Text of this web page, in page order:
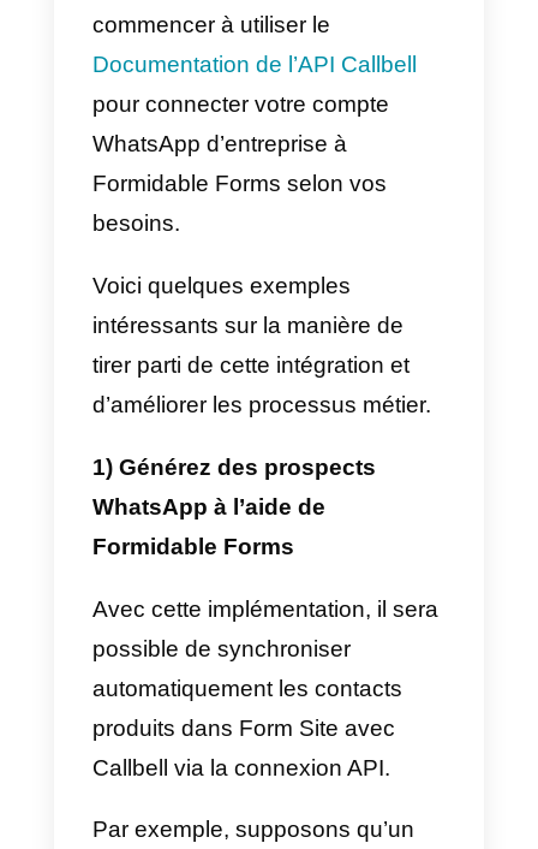
d’automatisation pour envoyer
des réponses prédéfinies et
établir des processus de service
client automatisés.
analyses et des rapports
pour surveiller les performances
de l’équipe, les mesures de
stratégies de communication
mises en œuvre.
Comment intégrer
WhatsApp à Formidable
Forms – Méthode
principale